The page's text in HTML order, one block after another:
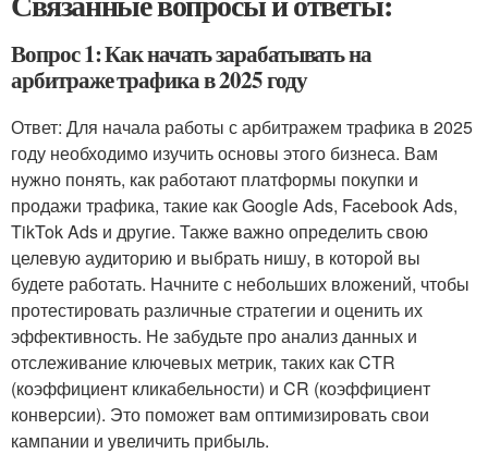
Вопрос 1: Как начать зарабатывать на
арбитраже трафика в 2025 году
Ответ: Для начала работы с арбитражем трафика в 2025
году необходимо изучить основы этого бизнеса. Вам
нужно понять, как работают платформы покупки и
продажи трафика, такие как Google Ads, Facebook Ads,
TikTok Ads и другие. Также важно определить свою
целевую аудиторию и выбрать нишу, в которой вы
будете работать. Начните с небольших вложений, чтобы
протестировать различные стратегии и оценить их
эффективность. Не забудьте про анализ данных и
отслеживание ключевых метрик, таких как CTR
(коэффициент кликабельности) и CR (коэффициент
конверсии). Это поможет вам оптимизировать свои
кампании и увеличить прибыль.